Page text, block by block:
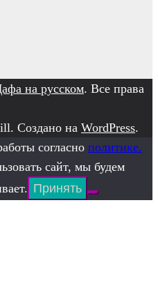
на русском. Все права
Создано на WordPress.
согласно политике.
сайт, мы будем
Принять